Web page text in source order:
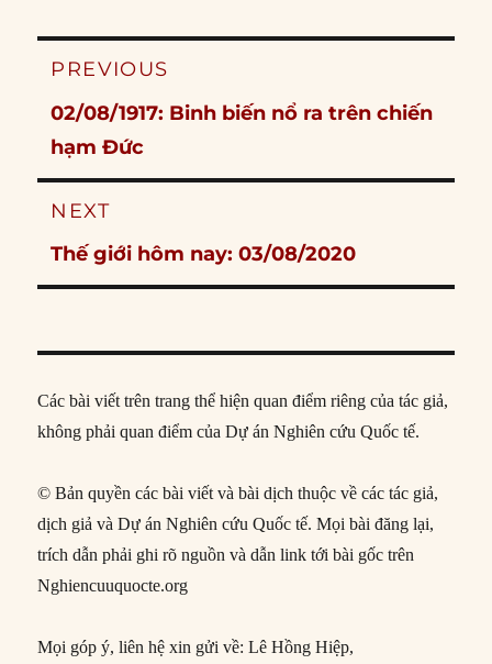
Post
PREVIOUS
Previous
post:
02/08/1917: Binh biến nổ ra trên chiến
hạm Đức
NEXT
Next
post:
Thế giới hôm nay: 03/08/2020
Các bài viết trên trang thể hiện quan điểm riêng của tác giả,
không phải quan điểm của Dự án Nghiên cứu Quốc tế.
© Bản quyền các bài viết và bài dịch thuộc về các tác giả,
dịch giả và Dự án Nghiên cứu Quốc tế. Mọi bài đăng lại,
trích dẫn phải ghi rõ nguồn và dẫn link tới bài gốc trên
Nghiencuuquocte.org
Mọi góp ý, liên hệ xin gửi về: Lê Hồng Hiệp,